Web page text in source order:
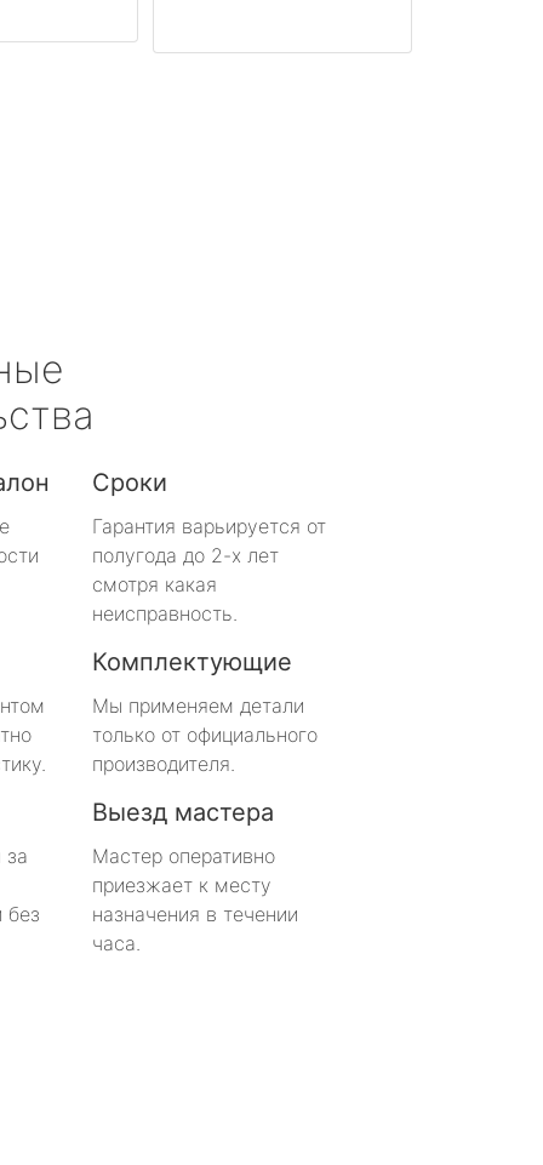
Сроки
Гарантия варьируется от
полугода до 2-х лет
смотря какая
неисправность.
Комплектующие
Мы применяем детали
только от официального
производителя.
за
без
Выезд мастера
Мастер оперативно
приезжает к месту
назначения в течении
часа.